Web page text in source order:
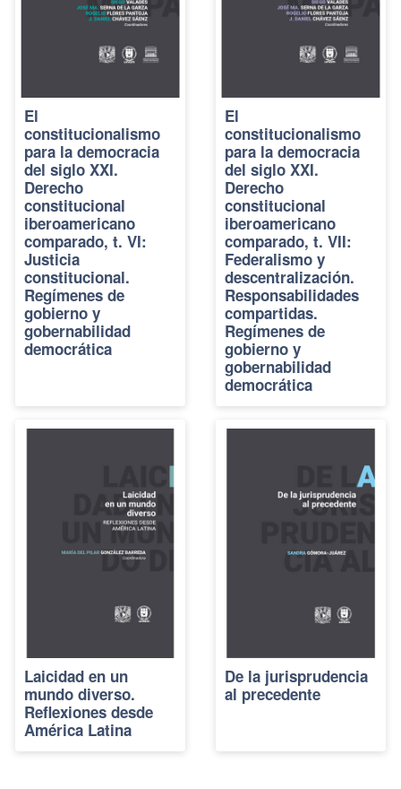
El
constitucionalismo
para la democracia
del siglo XXI.
Derecho
constitucional
iberoamericano
comparado, t. VI:
Justicia
constitucional.
Regímenes de
gobierno y
gobernabilidad
democrática
El
constitucionalismo
para la democracia
del siglo XXI.
Derecho
constitucional
iberoamericano
comparado, t. VII:
Federalismo y
descentralización.
Responsabilidades
compartidas.
Regímenes de
gobierno y
gobernabilidad
democrática
Laicidad en un
mundo diverso.
Reflexiones desde
América Latina
De la jurisprudencia
al precedente